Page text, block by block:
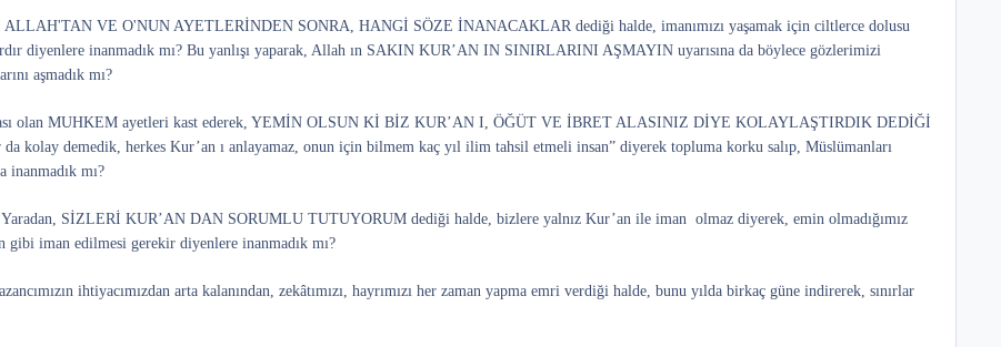
ALLAH'TAN VE O'NUN AYETLERİNDEN SONRA, HANGİ SÖZE İNANACAKLAR dediği halde, imanımızı yaşamak için ciltlerce dolusu
diyenlere inanmadık mı? Bu yanlışı yaparak, Allah ın SAKIN KUR’AN IN SINIRLARINI AŞMAYIN uyarısına da böylece gözlerimizi
aşmadık mı?
olan MUHKEM ayetleri kast ederek, YEMİN OLSUN Kİ BİZ KUR’AN I, ÖĞÜT VE İBRET ALASINIZ DİYE KOLAYLAŞTIRDIK DEDİĞİ
kolay demedik, herkes Kur’an ı anlayamaz, onun için bilmem kaç yıl ilim tahsil etmeli insan” diyerek topluma korku salıp, Müslümanları
inanmadık mı?
SİZLERİ KUR’AN DAN SORUMLU TUTUYORUM dediği halde, bizlere yalnız Kur’an ile iman olmaz diyerek, emin olmadığımız
gibi iman edilmesi gerekir diyenlere inanmadık mı?
ihtiyacımızdan arta kalanından, zekâtımızı, hayrımızı her zaman yapma emri verdiği halde, bunu yılda birkaç güne indirerek, sınırlar